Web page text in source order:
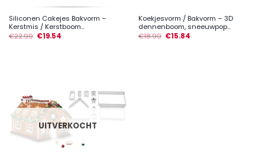
Siliconen Cakejes Bakvorm –
Kerstmis / Kerstboom...
€22.99 €19.54
Koekjesvorm / Bakvorm – 3D
dennenboom, sneeuwpop...
€18.99 €15.84
UITVERKOCHT